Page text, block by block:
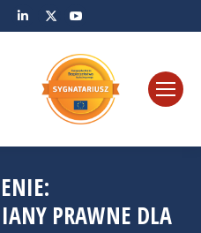
Linkedin
Twitter
PRAWNE DLA